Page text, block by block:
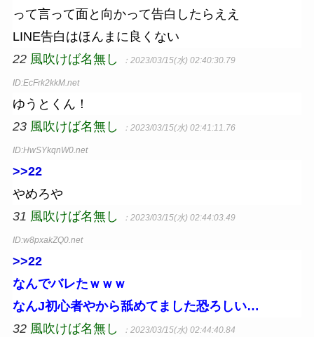
って言って面と向かって告白したらええ
LINE告白はほんまに良くない
22 風吹けば名無し ：2023/03/15(水) 02:40:30.79
ID:EcFrk2kkM.net
ゆうとくん！
23 風吹けば名無し ：2023/03/15(水) 02:41:11.76
ID:HwSYkqnW0.net
>>22
やめろや
31 風吹けば名無し ：2023/03/15(水) 02:44:03.49
ID:w8pxakZQ0.net
>>22
なんでバレたｗｗｗ
なんJ初心者やから舐めてました恐ろしい…
32 風吹けば名無し ：2023/03/15(水) 02:44:40.84